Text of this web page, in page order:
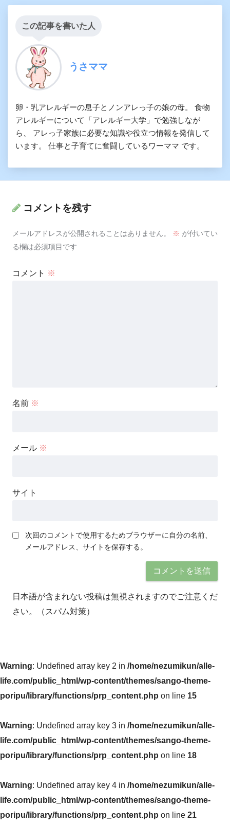
この記事を書いた人
うさママ
卵・乳アレルギーの息子とノンアレっ子の娘の母。 食物
アレルギーについて「アレルギー大学」で勉強しなが
ら、 アレっ子家族に必要な知識や役立つ情報を発信して
います。 仕事と子育てに奮闘しているワーママ です。
コメントを残す
メールアドレスが公開されることはありません。 ※ が付いてい
る欄は必須項目です
コメント ※
名前 ※
メール ※
サイト
次回のコメントで使用するためブラウザーに自分の名前、
メールアドレス、サイトを保存する。
日本語が含まれない投稿は無視されますのでご注意くだ
さい。（スパム対策）
Warning: Undefined array key 2 in /home/nezumikun/alle-
life.com/public_html/wp-content/themes/sango-theme-
poripu/library/functions/prp_content.php on line 15
Warning: Undefined array key 3 in /home/nezumikun/alle-
life.com/public_html/wp-content/themes/sango-theme-
poripu/library/functions/prp_content.php on line 18
Warning: Undefined array key 4 in /home/nezumikun/alle-
life.com/public_html/wp-content/themes/sango-theme-
poripu/library/functions/prp_content.php on line 21